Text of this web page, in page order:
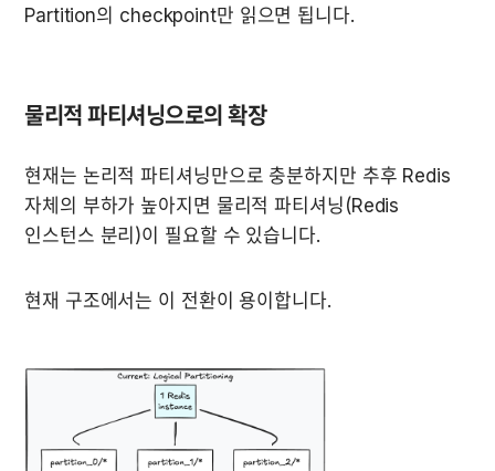
Partition의 checkpoint만 읽으면 됩니다.
물리적 파티셔닝으로의 확장
현재는 논리적 파티셔닝만으로 충분하지만 추후 Redis
자체의 부하가 높아지면 물리적 파티셔닝(Redis
인스턴스 분리)이 필요할 수 있습니다.
현재 구조에서는 이 전환이 용이합니다.